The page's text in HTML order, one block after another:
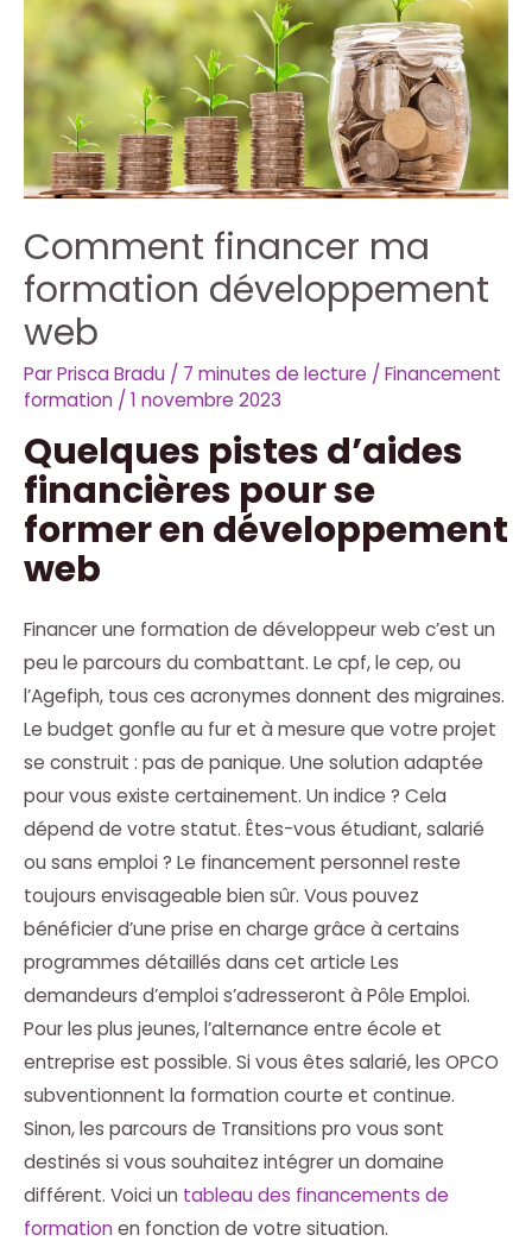
Comment financer ma
formation développement
web
ParPrisca Bradu / 7 minutes de lecture / Financement
formation / 1 novembre 2023
Quelques pistes d’aides
financières pour se
former en développement
web
Financer une formation de développeur web c’est un
peu le parcours du combattant. Le cpf, le cep, ou
l’Agefiph, tous ces acronymes donnent des migraines.
Le budget gonfle au fur et à mesure que votre projet
se construit : pas de panique. Une solution adaptée
pour vous existe certainement. Un indice ? Cela
dépend de votre statut. Êtes-vous étudiant, salarié
ou sans emploi ? Le financement personnel reste
toujours envisageable bien sûr. Vous pouvez
bénéficier d’une prise en charge grâce à certains
programmes détaillés dans cet article Les
demandeurs d’emploi s’adresseront à Pôle Emploi.
Pour les plus jeunes, l’alternance entre école et
entreprise est possible. Si vous êtes salarié, les OPCO
subventionnent la formation courte et continue.
Sinon, les parcours de Transitions pro vous sont
destinés si vous souhaitez intégrer un domaine
différent. Voici un tableau des financements de
formationen fonction de votre situation.